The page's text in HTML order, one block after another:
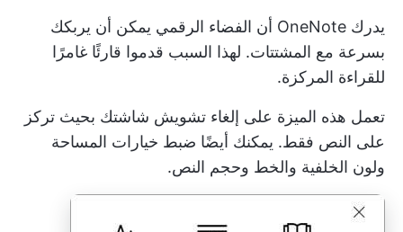
يدرك OneNote أن الفضاء الرقمي يمكن أن يربكك
بسرعة مع المشتتات. لهذا السبب قدموا قارئًا غامرًا
للقراءة المركزة.
تعمل هذه الميزة على إلغاء تشويش شاشتك بحيث تركز
على النص فقط. يمكنك أيضًا ضبط خيارات المساحة
ولون الخلفية والخط وحجم النص.